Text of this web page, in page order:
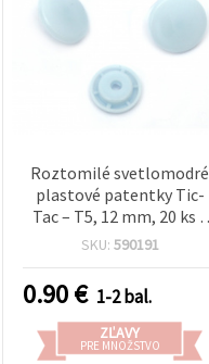
Roztomilé svetlomodré
plastové patentky Tic-
Tac – T5, 12 mm, 20 ks –
ideálne na kreatívne šitie,
handmade DIY tvorenie
SKU: 590191
0.90€ 1-2 bal.
ZĽAVY
PRE MNOŽSTVO